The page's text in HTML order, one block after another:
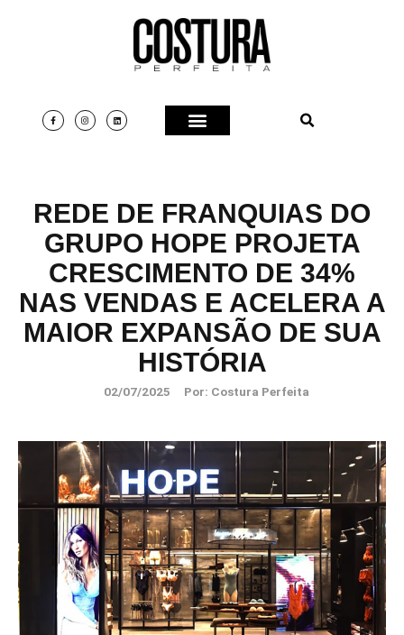
REDE DE FRANQUIAS DO
GRUPO HOPE PROJETA
CRESCIMENTO DE 34%
NAS VENDAS E ACELERA A
MAIOR EXPANSÃO DE SUA
HISTÓRIA
02/07/2025 Por: Costura Perfeita